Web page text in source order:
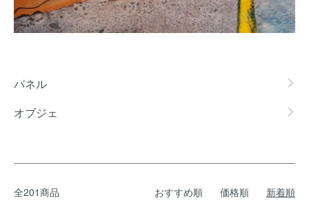
カテゴリー一覧
パネル
オブジェ
全201商品 おすすめ順 価格順 新着順